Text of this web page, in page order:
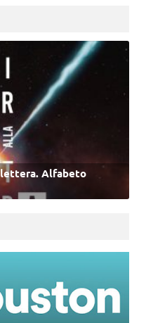
lettera. Alfabeto